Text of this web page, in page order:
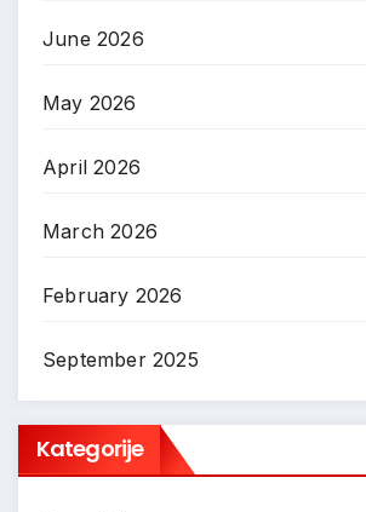
June 2026
May 2026
April 2026
March 2026
February 2026
September 2025
Kategorije